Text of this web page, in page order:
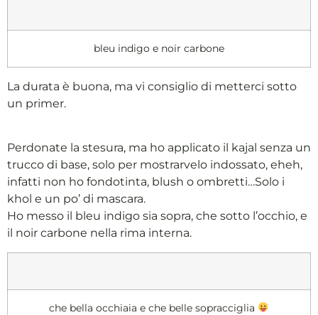
bleu indigo e noir carbone
La durata è buona, ma vi consiglio di metterci sotto
un primer.
Perdonate la stesura, ma ho applicato il kajal senza un
trucco di base, solo per mostrarvelo indossato, eheh,
infatti non ho fondotinta, blush o ombretti…Solo i
khol e un po’ di mascara.
Ho messo il bleu indigo sia sopra, che sotto l’occhio, e
il noir carbone nella rima interna.
che bella occhiaia e che belle sopracciglia